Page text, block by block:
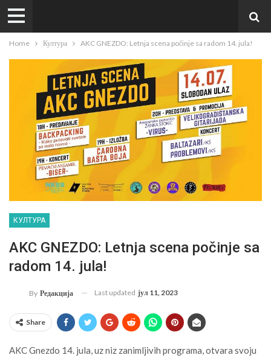
Home Култура AKC GNEZDO: Letnja scena počinje sa radom 14. jula!
КУЛТУРА
AKC GNEZDO: Letnja scena počinje sa
radom 14. jula!
By Редакција Last updated јул 11, 2023
Share
AKC Gnezdo 14. jula, uz niz zanimljivih programa, otvara svoju